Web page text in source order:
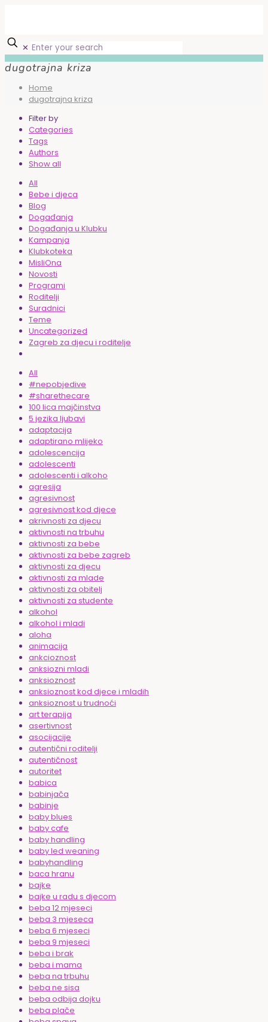
✕
dugotrajna kriza
Home
dugotrajna kriza
Filter by
Categories
Tags
Authors
Show all
All
Bebe i djeca
Blog
Događanja
Događanja u Klubku
Kampanja
Klubkoteka
MisliOna
Novosti
Programi
Roditelji
Suradnici
Teme
Uncategorized
Zagreb za djecu i roditelje
All
#nepobjedive
#sharethecare
100 lica majčinstva
5 jezika ljubavi
adaptacija
adaptirano mlijeko
adolescencija
adolescenti
adolescenti i alkoho
agresija
agresivnost
agresivnost kod djece
akrivnosti za djecu
aktivnosti na trbuhu
aktivnosti za bebe
aktivnosti za bebe zagreb
aktivnosti za djecu
aktivnosti za mlade
aktivnosti za obitelj
aktivnosti za studente
alkohol
alkohol i mladi
aloha
animacija
ankcioznost
anksiozni mladi
anksioznost
anksioznost kod djece i mladih
anksioznost u trudnoći
art terapija
asertivnost
asocijacije
autentični roditelji
autentičnost
autoritet
babica
babinjača
babinje
baby blues
baby cafe
baby handling
baby led weaning
babyhandling
baca hranu
bajke
bajke u radu s djecom
beba 12 mjeseci
beba 3 mjeseca
beba 6 mjeseci
beba 9 mjeseci
beba i brak
beba i mama
beba na trbuhu
beba ne sisa
beba odbija dojku
beba plače